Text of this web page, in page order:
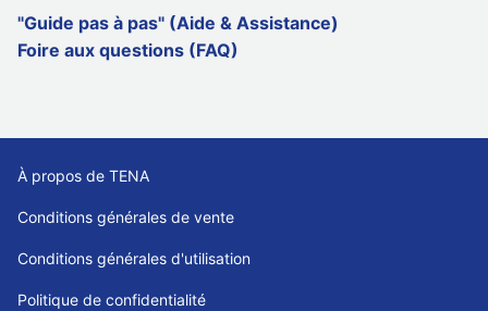
"Guide pas à pas" (Aide & Assistance)
Foire aux questions (FAQ)
À propos de TENA
Conditions générales de vente
Conditions générales d'utilisation
Politique de confidentialité